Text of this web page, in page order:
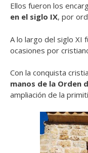
Ellos fueron los
en el siglo IX, por
A lo largo del siglo XI
ocasiones por
Con la conquista
manos de la Orden
ampliación de la